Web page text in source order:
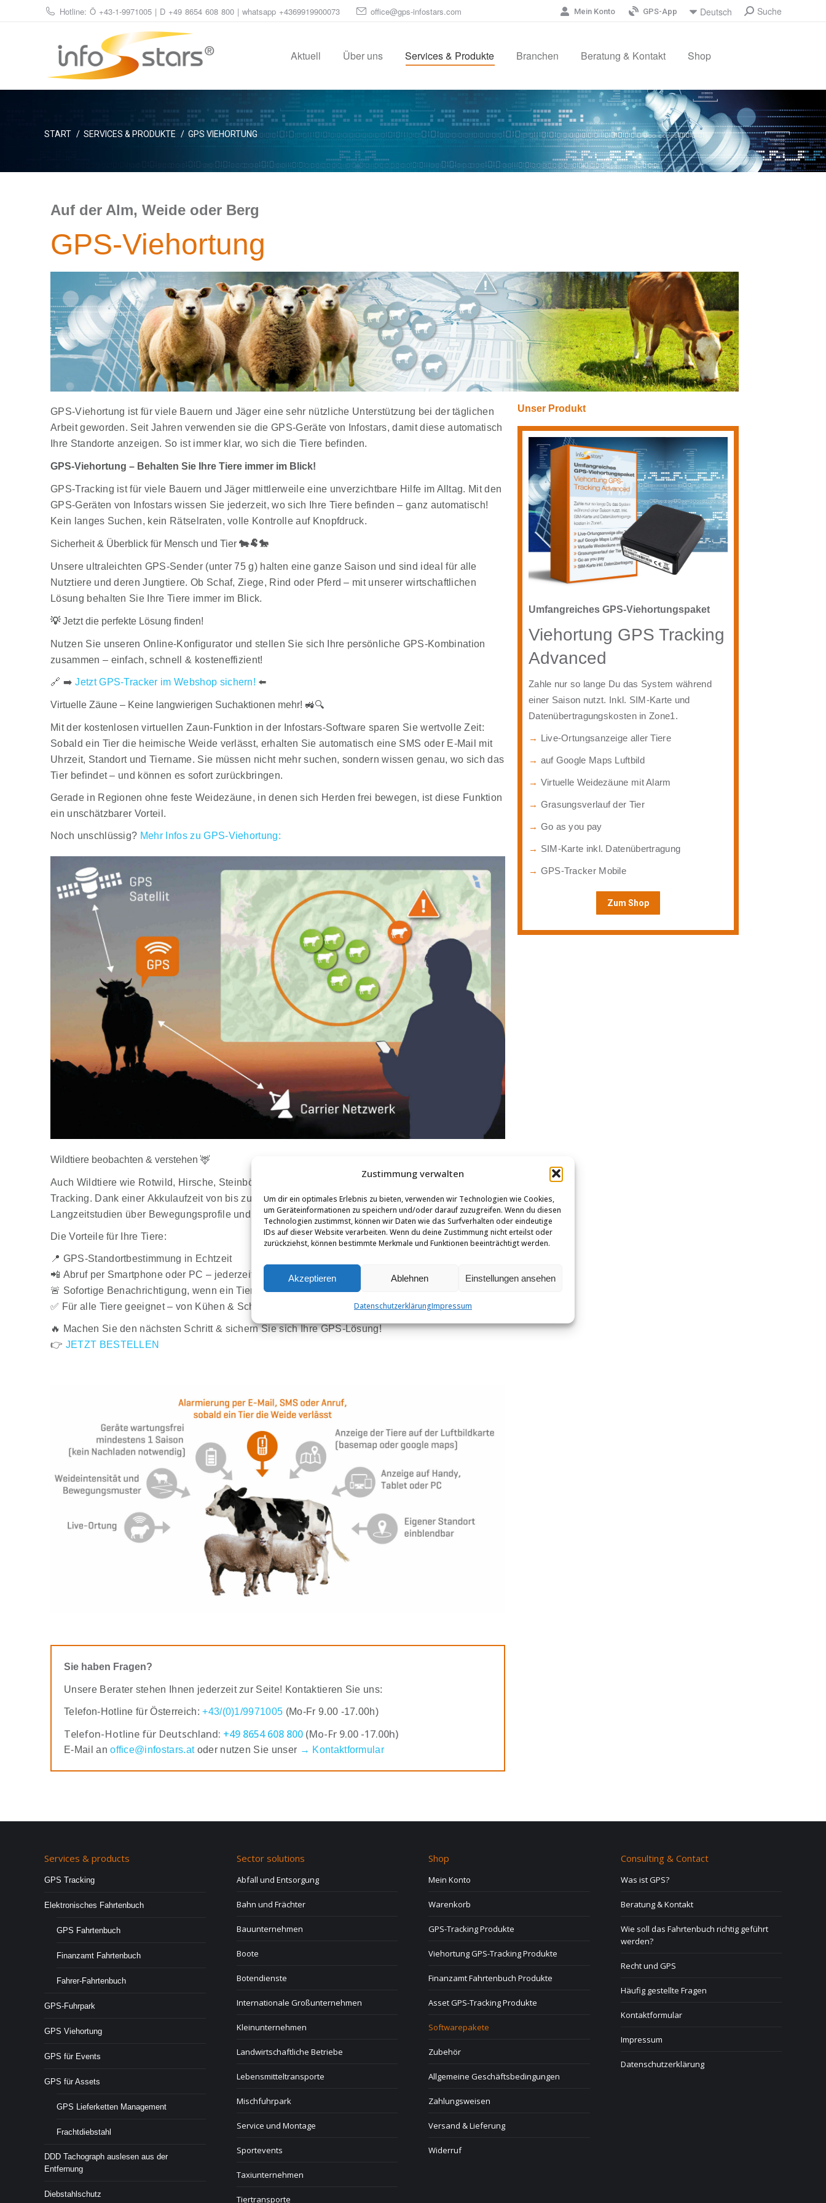
Zustimmung verwalten
Um dir ein optimales Erlebnis zu bieten, verwenden wir Technologien wie Cookies,
um Geräteinformationen zu speichern und/oder darauf zuzugreifen. Wenn du diesen
Technologien zustimmst, können wir Daten wie das Surfverhalten oder eindeutige
IDs auf dieser Website verarbeiten. Wenn du deine Zustimmung nicht erteilst oder
zurückziehst, können bestimmte Merkmale und Funktionen beeinträchtigt werden.
Akzeptieren Ablehnen Einstellungen ansehen
DatenschutzerklärungImpressum
Hotline: Ö +43-1-9971005 | D +49 8654 608 800 | whatsapp +4369919900073 office@gps-infostars.com Mein Konto GPS-App Deutsch Suche
Aktuell Über uns Services & Produkte Branchen Beratung & Kontakt Shop
Sie befinden sich hier:
START SERVICES & PRODUKTE GPS VIEHORTUNG
Auf der Alm, Weide oder Berg
GPS-Viehortung
GPS-Viehortung ist für viele Bauern und Jäger eine sehr nützliche Unterstützung bei der täglichen
Arbeit geworden. Seit Jahren verwenden sie die GPS-Geräte von Infostars, damit diese automatisch
Ihre Standorte anzeigen. So ist immer klar, wo sich die Tiere befinden.
GPS-Viehortung – Behalten Sie Ihre Tiere immer im Blick!
GPS-Tracking ist für viele Bauern und Jäger mittlerweile eine unverzichtbare Hilfe im Alltag. Mit den
GPS-Geräten von Infostars wissen Sie jederzeit, wo sich Ihre Tiere befinden – ganz automatisch!
Kein langes Suchen, kein Rätselraten,volle Kontrolle auf Knopfdruck.
Sicherheit & Überblick für Mensch und Tier 🐄🐏🐎
Unsere ultraleichten GPS-Sender(unter 75 g) halten eine ganze Saison und sind ideal für alle
Nutztiere und deren Jungtiere. Ob Schaf, Ziege, Rind oder Pferd – mit unserer wirtschaftlichen
Lösung behalten Sie Ihre Tiere immer im Blick.
💡Jetzt die perfekte Lösung finden!
Nutzen Sie unserenOnline-Konfigurator und stellen Sie sich Ihre persönliche GPS-Kombination
zusammen – einfach, schnell & kosteneffizient!
🔗 ➡️Jetzt GPS-Tracker im Webshop sichern! ⬅️
Virtuelle Zäune – Keine langwierigen Suchaktionen mehr! 🚜🔍
Mit der kostenlosen virtuellen Zaun-Funktion in der Infostars-Software sparen Sie wertvolle Zeit:
Sobald ein Tier die heimische Weide verlässt, erhalten Sie automatisch eine SMS oder E-Mail mit
Uhrzeit, Standort und Tiername. Sie müssen nicht mehr suchen, sondern wissen genau, wo sich das
Tier befindet– und können es sofort zurückbringen.
Gerade in Regionenohne feste Weidezäune, in denen sich Herden frei bewegen, ist diese Funktion
ein unschätzbarer Vorteil .
Noch unschlüssig? Mehr Infos zu GPS-Viehortung:
Wildtiere beobachten & verstehen 🦌
Auch Wildtiere wie Rotwild, Hirsche, Steinböcke oder Gämsen
profitieren von modernem GPS-
Tracking. Dank einer Akkulaufzeit von bis zu 5 Jahrenermöglichen unsere Trackerwertvolle
Langzeitstudien über Bewegungsprofile und das Verhalten der Tiere.
Die Vorteile für Ihre Tiere:
📍 GPS-Standortbestimmung in Echtzeit
📲 Abruf per Smartphone oder PC – jederzeit & überall
🚨 Sofortige Benachrichtigung, wenn ein Tier die Weide verlässt (virtueller Zaun)
✅ Für alle Tiere geeignet – von Kühen & Schafen bis zu Hirschen & Gämsen
🔥 Machen Sie den nächsten Schritt & sichern Sie sich Ihre GPS-Lösung!
👉 JETZT BESTELLEN
Sie haben Fragen?
Unsere Berater stehen Ihnen jederzeit zur Seite! Kontaktieren Sie uns:
Telefon-Hotline für Österreich:+43/(0)1/9971005 (Mo-Fr 9.00 -17.00h)
Telefon-Hotline für Deutschland: +49 8654 608 800 (Mo-Fr 9.00 -17.00h)
E-Mail anoffice@infostars.at oder nutzen Sie unser → Kontaktformular
Unser Produkt
Umfangreiches GPS-Viehortungspaket
Viehortung GPS Tracking
Advanced
Zahle nur so lange Du das System während
einer Saison nutzt. Inkl. SIM-Karte und
Datenübertragungskosten in Zone1.
→ Live-Ortungsanzeige aller Tiere
→ auf Google Maps Luftbild
→ Virtuelle Weidezäune mit Alarm
→ Grasungsverlauf der Tier
→ Go as you pay
→ SIM-Karte inkl. Datenübertragung
→ GPS-Tracker Mobile
Zum Shop
Services & products
GPS Tracking
Elektronisches Fahrtenbuch
GPS Fahrtenbuch
Finanzamt Fahrtenbuch
Fahrer-Fahrtenbuch
GPS-Fuhrpark
GPS Viehortung
GPS für Events
GPS für Assets
GPS Lieferketten Management
Frachtdiebstahl
DDD Tachograph auslesen aus der
Entfernung
Diebstahlschutz
Sector solutions
Abfall und Entsorgung
Bahn und Frächter
Bauunternehmen
Boote
Botendienste
Internationale Großunternehmen
Kleinunternehmen
Landwirtschaftliche Betriebe
Lebensmitteltransporte
Mischfuhrpark
Service und Montage
Sportevents
Taxiunternehmen
Tiertransporte
Shop
Mein Konto
Warenkorb
GPS-Tracking Produkte
Viehortung GPS-Tracking Produkte
Finanzamt Fahrtenbuch Produkte
Asset GPS-Tracking Produkte
Softwarepakete
Zubehör
Allgemeine Geschäftsbedingungen
Zahlungsweisen
Versand & Lieferung
Widerruf
Consulting & Contact
Was ist GPS?
Beratung & Kontakt
Wie soll das Fahrtenbuch richtig geführt
werden?
Recht und GPS
Häufig gestellte Fragen
Kontaktformular
Impressum
Datenschutzerklärung